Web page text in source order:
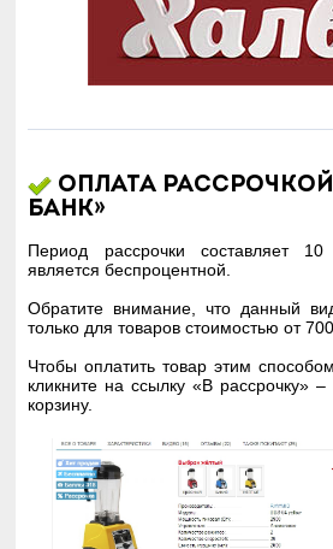
Оплата
Банк»
Период рассрочки составляет 10
является беспроцентной.
Обратите внимание, что данный
только для товаров стоимостью от
Чтобы оплатить товар этим
кликните на ссылку «В рассрочку»
корзину.